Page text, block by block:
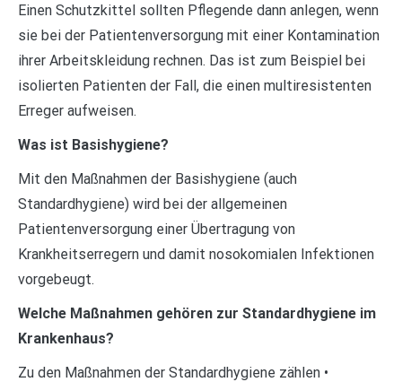
Einen Schutzkittel sollten Pflegende dann anlegen, wenn
sie bei der Patientenversorgung mit einer Kontamination
ihrer Arbeitskleidung rechnen. Das ist zum Beispiel bei
isolierten Patienten der Fall, die einen multiresistenten
Erreger aufweisen.
Was ist Basishygiene?
Mit den Maßnahmen der Basishygiene (auch
Standardhygiene) wird bei der allgemeinen
Patientenversorgung einer Übertragung von
Krankheitserregern und damit nosokomialen Infektionen
vorgebeugt.
Welche Maßnahmen gehören zur Standardhygiene im
Krankenhaus?
Zu den Maßnahmen der Standardhygiene zählen •